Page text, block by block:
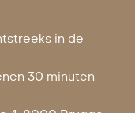
in de
30 minuten